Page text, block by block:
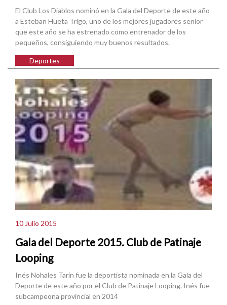
El Club Los Diablos nominó en la Gala del Deporte de este año
a Esteban Hueta Trigo, uno de los mejores jugadores senior
que este año se ha estrenado como entrenador de los
pequeños, consiguiendo muy buenos resultados.
Deportes
10 Julio 2015
Gala del Deporte 2015. Club de Patinaje
Looping
Inés Nohales Tarín fue la deportista nominada en la Gala del
Deporte de este año por el Club de Patinaje Looping. Inés fue
subcampeona provincial en 2014